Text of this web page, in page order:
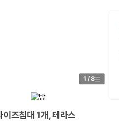
자에게 적합합니다.
비교할 수 있는 렌트카 가격비교 플
1 /8
이즈침대 1개, 테라스